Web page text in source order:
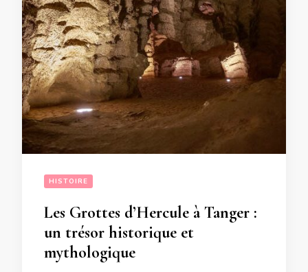
HISTOIRE
Les Grottes d’Hercule à Tanger :
un trésor historique et
mythologique